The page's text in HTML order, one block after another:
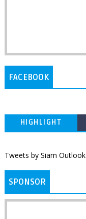
FACEBOOK
HIGHLIGHT
Tweets by Siam Outlook
SPONSOR